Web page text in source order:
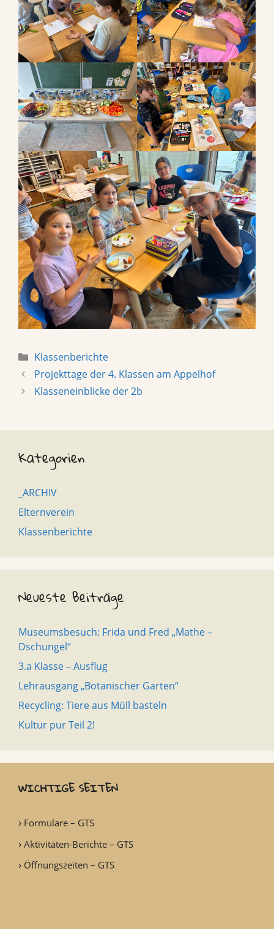
Categories
Klassenberichte
Projekttage der 4. Klassen am Appelhof
Klasseneinblicke der 2b
Kategorien
_ARCHIV
Elternverein
Klassenberichte
Neueste Beiträge
Museumsbesuch: Frida und Fred „Mathe –
Dschungel“
3.a Klasse – Ausflug
Lehrausgang „Botanischer Garten“
Recycling: Tiere aus Müll basteln
Kultur pur Teil 2!
WICHTIGE SEITEN
Formulare – GTS
Aktivitäten-Berichte – GTS
Öffnungszeiten – GTS